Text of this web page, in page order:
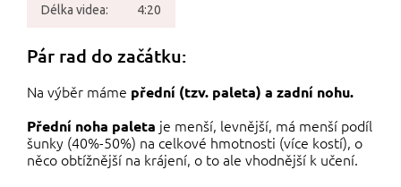
Délka videa: 4:20
Pár rad do začátku:
Na výběr máme přední (tzv. paleta) a zadní nohu.
Přední noha paleta je menší, levnější, má menší podíl
šunky (40%-50%) na celkové hmotnosti (více kostí), o
něco obtížnější na krájení, o to ale vhodnější k učení.